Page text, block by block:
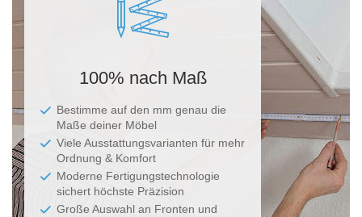
100% nach Maß
Bestimme auf den mm genau die
Maße deiner Möbel
Viele Ausstattungsvarianten für mehr
Ordnung & Komfort
Moderne Fertigungstechnologie
sichert höchste Präzision
Große Auswahl an Fronten und